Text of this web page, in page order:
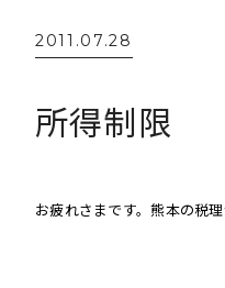
2011.07.28
所得制限
お疲れさまです。熊本の税理